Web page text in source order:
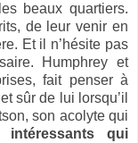
beaux quartiers.
de leur venir en
Et il n’hésite pas
Humphrey et
fait penser à
sûr de lui lorsqu’il
son acolyte qui
intéressants qui